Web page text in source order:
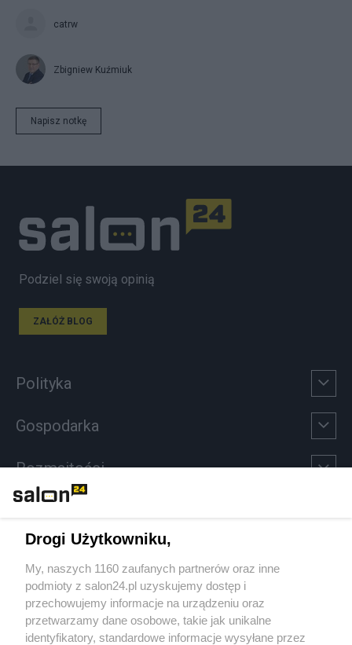
catrw
Zbigniew Kuźmiuk
Napisz notkę
Podziel się swoją opinią
ZAŁÓŻ BLOG
Polityka
Gospodarka
Rozmaitości
Sport
Społeczeństwo
Kultura
Drogi Użytkowniku,
My, naszych 1160 zaufanych partnerów oraz inne
podmioty z salon24.pl uzyskujemy dostęp i
przechowujemy informacje na urządzeniu oraz
przetwarzamy dane osobowe, takie jak unikalne
identyfikatory, standardowe informacje wysyłane przez